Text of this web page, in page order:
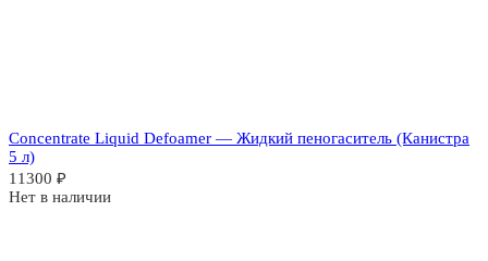
Concentrate Liquid Defoamer — Жидкий пеногаситель (Канистра
5 л)
11300 ₽
Нет в наличии